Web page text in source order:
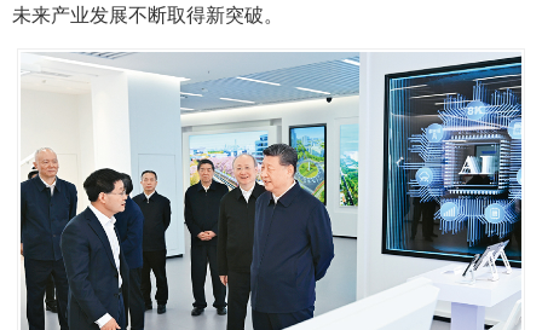
未来产业发展不断取得新突破。